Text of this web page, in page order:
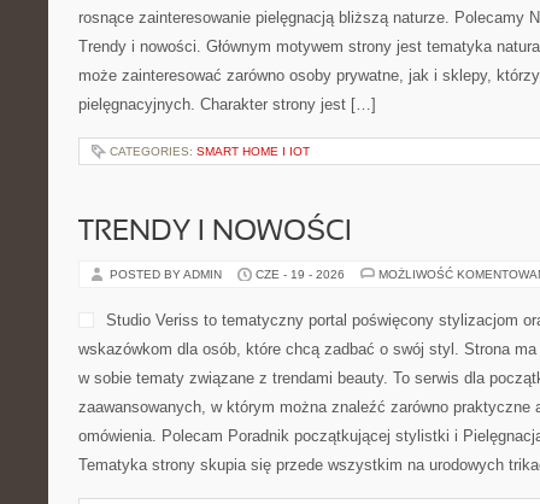
rosnące zainteresowanie pielęgnacją bliższą naturze. Polecamy
Trendy i nowości. Głównym motywem strony jest tematyka
może zainteresować zarówno osoby prywatne, jak i sklepy,
pielęgnacyjnych. Charakter strony jest […]
CATEGORIES: SMART HOME I IOT
TRENDY I NOWOŚCI
POSTED BY ADMIN CZE - 19 - 2026 MOŻLIWOŚĆ
Studio Veriss to tematyczny portal poświęcony stylizacjom
wskazówkom dla osób, które chcą zadbać o swój styl. Strona
w sobie tematy związane z trendami beauty. To serwis dla
zaawansowanych, w którym można znaleźć zarówno praktyczne
omówienia. Polecam Poradnik początkującej stylistki i
Tematyka strony skupia się przede wszystkim na urodowych